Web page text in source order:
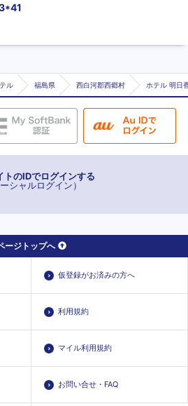
ル 福島県 西白河郡西郷村 ホテル 明日
トのIDでログインする
ーシャルログイン）
ージトップへ
仮登録がお済みの方へ
利用規約
マイル利用規約
お問い合せ・FAQ